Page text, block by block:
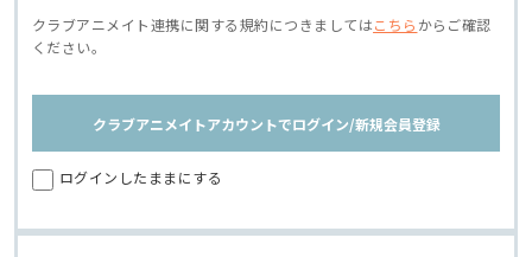
クラブアニメイト連携に関する規約につきましてはこちら からご確認
ください。
クラブアニメイトアカウントでログイン/新規会員登録
ログインしたままにする